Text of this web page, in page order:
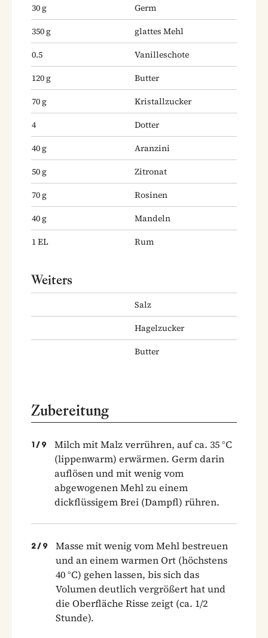
30g
Germ
350g
glattes Mehl
0.5
Vanilleschote
120g
Butter
70g
Kristallzucker
4
Dotter
40g
Aranzini
50g
Zitronat
70g
Rosinen
40g
Mandeln
1EL Rum
Weiters
Salz
Hagelzucker
Butter
Zubereitung
1 / 9
Milch mit Malz verrühren, auf ca. 35 °C
(lippenwarm) erwärmen. Germ darin
auflösen und mit wenig vom
abgewogenen Mehl zu einem
dickflüssigem Brei (Dampfl) rühren.
2 / 9
Masse mit wenig vom Mehl bestreuen
und an einem warmen Ort (höchstens
40 °C) gehen lassen, bis sich das
Volumen deutlich vergrößert hat und
die Oberfläche Risse zeigt (ca. 1/2
Stunde).